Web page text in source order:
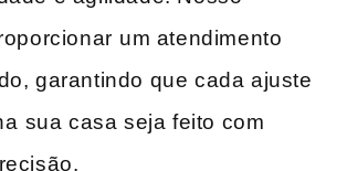
um‍ atendimento‌
garantindo que​ cada ajuste
sua casa seja feito com⁤